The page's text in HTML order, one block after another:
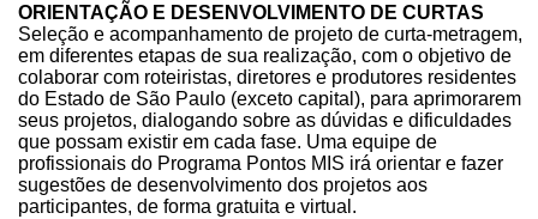
ORIENTAÇÃO E DESENVOLVIMENTO DE CURTAS
Seleção e acompanhamento de projeto de curta-metragem,
em diferentes etapas de sua realização, com o objetivo de
colaborar com roteiristas, diretores e produtores residentes
do Estado de São Paulo (exceto capital), para aprimorarem
seus projetos, dialogando sobre as dúvidas e dificuldades
que possam existir em cada fase. Uma equipe de
profissionais do Programa Pontos MIS irá orientar e fazer
sugestões de desenvolvimento dos projetos aos
participantes, de forma gratuita e virtual.